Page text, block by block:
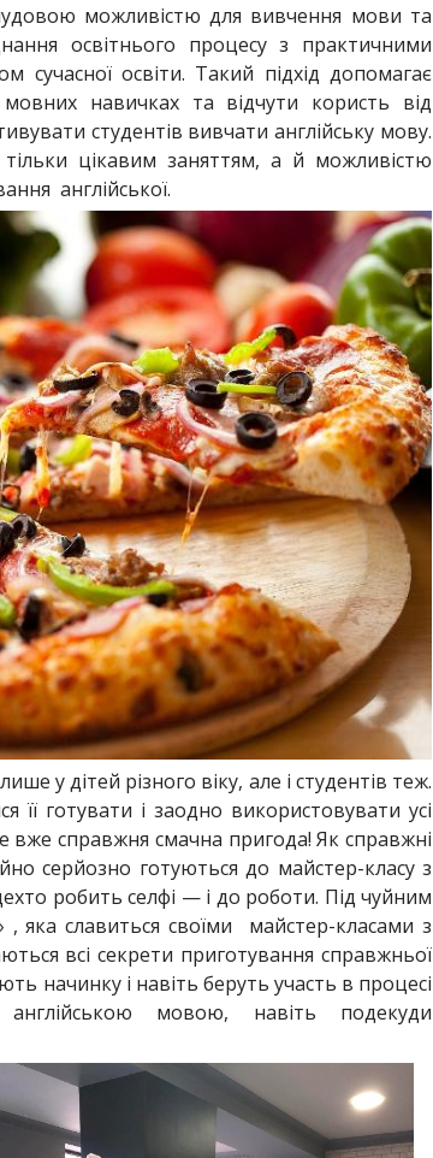
можливістю для вивчення мови та
освітнього процесу з практичними
освіти. Такий підхід допомагає
навичках та відчути користь від
студентів вивчати англійську мову.
цікавим заняттям, а й можливістю
англійської.
у дітей різного віку, але і студентів теж.
готувати і заодно використовувати усі
справжня смачна пригода! Як справжні
серйозно готуються до майстер-класу з
робить селфі — і до роботи. Під чуйним
, яка славиться своїми майстер-класами з
всі секрети приготування справжньої
начинку і навіть беруть участь в процесі
англійською мовою, навіть подекуди